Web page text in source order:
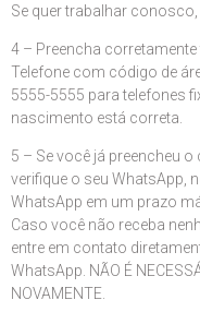
Se quer trabalhar conosco,
4 – Preencha
Telefone com código de
5555-5555 para telefones
nascimento está correta.
5 – Se você já preencheu
verifique o seu WhatsApp,
WhatsApp em um prazo
Caso você não receba
entre em contato
WhatsApp. NÃO É
NOVAMENTE.